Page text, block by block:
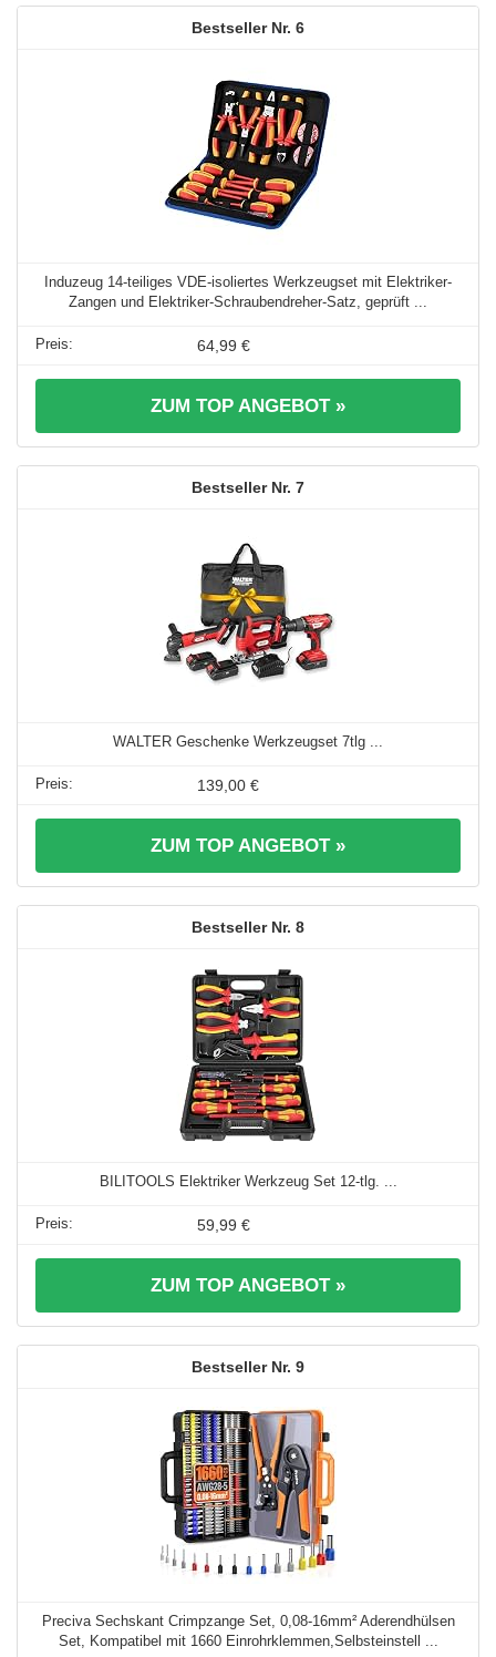
6
Induzeug 14-teiliges VDE-isoliertes Werkzeugset mit Elektriker-
Zangen und Elektriker-Schraubendreher-Satz, geprüft ...
64,99 €
ZUM TOP ANGEBOT »
7
WALTER Geschenke Werkzeugset 7tlg ...
139,00 €
ZUM TOP ANGEBOT »
8
BILITOOLS Elektriker Werkzeug Set 12-tlg. ...
59,99 €
ZUM TOP ANGEBOT »
9
Preciva Sechskant Crimpzange Set, 0,08-16mm² Aderendhülsen
Set, Kompatibel mit 1660 Einrohrklemmen,Selbsteinstell ...